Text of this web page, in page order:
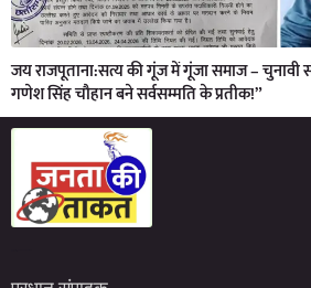
जय राजपूताना:सत्य की गूंज में गूंजा समाज – चुनावी
गणेश सिंह चौहान बने सर्वसम्मति के प्रतीक!”